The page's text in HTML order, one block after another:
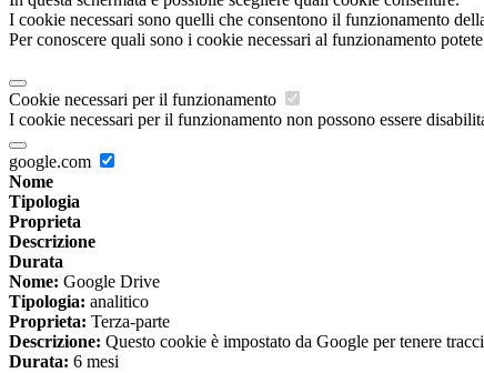
I cookie necessari sono quelli che consentono il funzionamento
Per conoscere quali sono i cookie necessari al funzionamento
Cookie necessari per il funzionamento
I cookie necessari per il funzionamento non possono essere
google.com
Nome
Tipologia
Proprieta
Descrizione
Durata
Nome: Google Drive
Tipologia: analitico
Proprieta: Terza-parte
Descrizione: Questo cookie è impostato da Google per tenere
Durata: 6 mesi